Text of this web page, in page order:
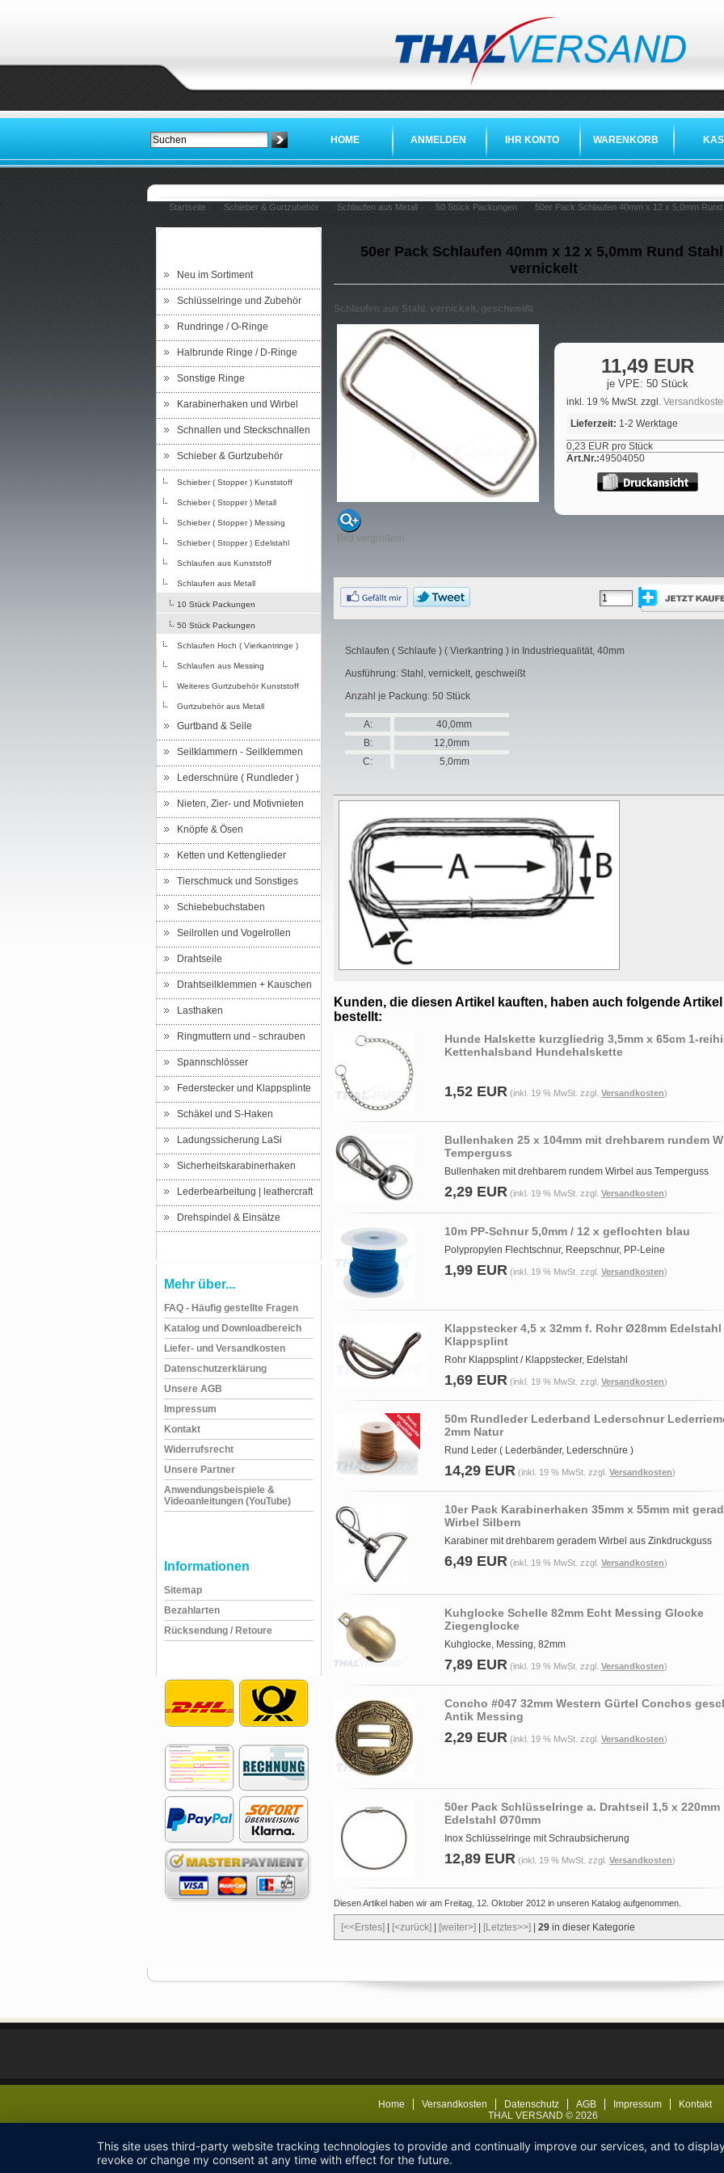
HOME ANMELDEN IHR KONTO WARENKORB
Startseite Schieber & Gurtzubehör Schlaufen aus Metall 50 Stück Packungen 50er Pack Schlaufen 40mm x 12 x 5,0mm
Neu im Sortiment
Schlüsselringe und Zubehör
Rundringe / O-Ringe
Halbrunde Ringe / D-Ringe
Sonstige Ringe
Karabinerhaken und Wirbel
Schnallen und Steckschnallen
Schieber & Gurtzubehör
Schieber ( Stopper ) Kunststoff
Schieber ( Stopper ) Metall
Schieber ( Stopper ) Messing
Schieber ( Stopper ) Edelstahl
Schlaufen aus Kunststoff
Schlaufen aus Metall
10 Stück Packungen
50 Stück Packungen
Schlaufen Hoch ( Vierkantringe )
Schlaufen aus Messing
Weiteres Gurtzubehör Kunststoff
Gurtzubehör aus Metall
Gurtband & Seile
Seilklammern - Seilklemmen
Lederschnüre ( Rundleder )
Nieten, Zier- und Motivnieten
Knöpfe & Ösen
Ketten und Kettenglieder
Tierschmuck und Sonstiges
Schiebebuchstaben
Seilrollen und Vogelrollen
Drahtseile
Drahtseilklemmen + Kauschen
Lasthaken
Ringmuttern und - schrauben
Spannschlösser
Federstecker und Klappsplinte
Schäkel und S-Haken
Ladungssicherung LaSi
Sicherheitskarabinerhaken
Lederbearbeitung | leathercraft
Drehspindel & Einsätze
Mehr über...
FAQ - Häufig gestellte Fragen
Katalog und Downloadbereich
Liefer- und Versandkosten
Datenschutzerklärung
Unsere AGB
Impressum
Kontakt
Widerrufsrecht
Unsere Partner
Anwendungsbeispiele &
Videoanleitungen (YouTube)
Informationen
Sitemap
Bezahlarten
Rücksendung / Retoure
50er Pack Schlaufen 40mm x 12 x 5,0mm Rund
vernickelt
Schlaufen aus Stahl, vernickelt, geschweißt
Bild vergrößern
11,49 EUR
je VPE: 50 Stück
inkl. 19 % MwSt. zzgl.
Lieferzeit: 1-2 Werktage
0,23 EUR pro Stück
Art.Nr.:49504050
Schlaufen ( Schlaufe ) ( Vierkantring ) in Industriequalität, 40mm
Ausführung: Stahl, vernickelt, geschweißt
Anzahl je Packung: 50 Stück
A:
40,0mm
B:
12,0mm
C:
5,0mm
Kunden, die diesen Artikel kauften, haben auch folgende Artikel
bestellt:
Hunde Halskette kurzgliedrig 3,5mm x 65cm 1-
Kettenhalsband Hundehalskette
1,52 EUR (inkl. 19 % MwSt. zzgl. Versandkosten)
Bullenhaken 25 x 104mm mit drehbarem rundem
Temperguss
Bullenhaken mit drehbarem rundem Wirbel aus Temperguss
2,29 EUR (inkl. 19 % MwSt. zzgl. Versandkosten)
10m PP-Schnur 5,0mm / 12 x geflochten blau
Polypropylen Flechtschnur, Reepschnur, PP-Leine
1,99 EUR (inkl. 19 % MwSt. zzgl. Versandkosten)
Klappstecker 4,5 x 32mm f. Rohr Ø28mm
Klappsplint
Rohr Klappsplint / Klappstecker, Edelstahl
1,69 EUR (inkl. 19 % MwSt. zzgl. Versandkosten)
50m Rundleder Lederband Lederschnur
2mm Natur
Rund Leder ( Lederbänder, Lederschnüre )
14,29 EUR (inkl. 19 % MwSt. zzgl. Versandkosten)
10er Pack Karabinerhaken 35mm x 55mm mit
Wirbel Silbern
Karabiner mit drehbarem geradem Wirbel aus Zinkdruckguss
6,49 EUR (inkl. 19 % MwSt. zzgl. Versandkosten)
Kuhglocke Schelle 82mm Echt Messing Glocke
Ziegenglocke
Kuhglocke, Messing, 82mm
7,89 EUR (inkl. 19 % MwSt. zzgl. Versandkosten)
Concho #047 32mm Western Gürtel Conchos
Antik Messing
2,29 EUR (inkl. 19 % MwSt. zzgl. Versandkosten)
50er Pack Schlüsselringe a. Drahtseil 1,5 x 220mm
Edelstahl Ø70mm
Inox Schlüsselringe mit Schraubsicherung
12,89 EUR (inkl. 19 % MwSt. zzgl. Versandkosten)
Diesen Artikel haben wir am Freitag, 12. Oktober 2012 in unseren Katalog aufgenommen.
[<<Erstes] [<zurück] [weiter>] [Letztes>>] 29 in dieser Kategorie
Home Versandkosten Datenschutz AGB Impressum
Kontakt
THAL VERSAND © 2026
This site uses third-party website tracking technologies to provide and continually improve our services, and to
revoke or change my consent at any time with effect for the future.